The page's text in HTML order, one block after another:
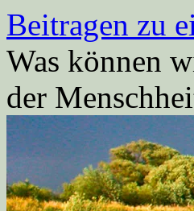
Zum
Inhalt
springen
Beitragen zu
Was können
der